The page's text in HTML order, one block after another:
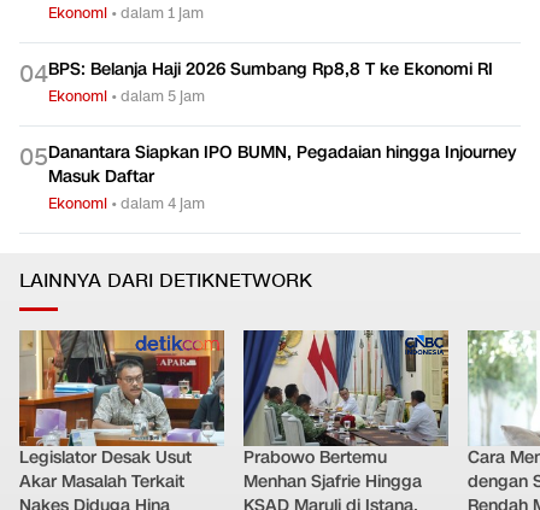
Ekonomi •dalam 1 jam
04BPS: Belanja Haji 2026 Sumbang Rp8,8 T ke Ekonomi RI
Ekonomi •dalam 5 jam
05Danantara Siapkan IPO BUMN, Pegadaian hingga Injourney
Masuk Daftar
Ekonomi •dalam 4 jam
LAINNYA DARI DETIKNETWORK
Legislator Desak Usut
Akar Masalah Terkait
Prabowo Bertemu
Menhan Sjafrie Hingga
Cara
dengan